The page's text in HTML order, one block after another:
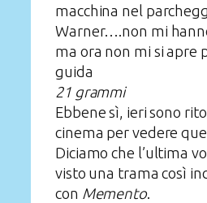
macchina nel
Warner….non mi
ma ora non mi si apre
guida
21 grammi
Ebbene sì, ieri sono
cinema per vedere
Diciamo che l’ultima
visto una trama così
con Memento.